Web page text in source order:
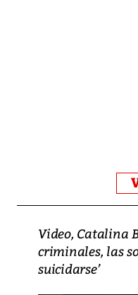
Video, Catalina
criminales, las
suicidarse’